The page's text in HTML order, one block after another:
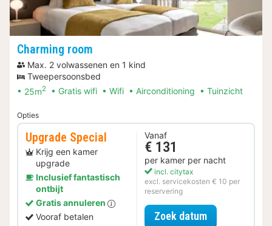
Charming room
Max. 2 volwassenen en 1 kind
Tweepersoonsbed
25m2 Gratis wifi Wifi Airconditioning Tuinzicht
Opties
Upgrade Special
Krijg een kamer
upgrade
Inclusief fantastisch
ontbijt
Gratis annuleren
Vooraf betalen
Vanaf
€ 131
per kamer per nacht
incl. citytax
excl. servicekosten € 10 per
reservering
Zoek datumvoor Upgrade